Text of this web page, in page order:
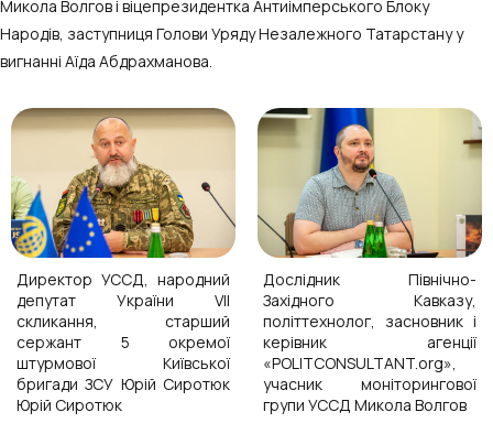
Микола Волгов і віцепрезидентка Антиімперського Блоку
Народів, заступниця Голови Уряду Незалежного Татарстану у
вигнанні Аїда Абдрахманова.
Директор УССД, народний
депутат України VII
скликання, старший
сержант 5 окремої
штурмової Київської
бригади ЗСУ Юрій Сиротюк
Юрій Сиротюк
Дослідник Північно-
Західного Кавказу,
політтехнолог, засновник і
керівник агенції
«POLITCONSULTANT.org»,
учасник моніторингової
групи УССД Микола Волгов